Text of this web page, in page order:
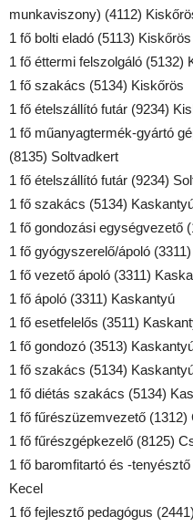
munkaviszony) (4112)
1 fő bolti eladó (5113) Kiskőrös
1 fő éttermi felszolgáló (5132)
1 fő szakács (5134) Kiskőrös
1 fő ételszállító futár (9234)
1 fő műanyagtermék-gyártó
(8135) Soltvadkert
1 fő ételszállító futár (9234)
1 fő szakács (5134)
1 fő gondozási egységvezető
1 fő gyógyszerelő/ápoló
1 fő vezető ápoló (3311)
1 fő ápoló (3311) Kaskantyú
1 fő esetfelelős (3511)
1 fő gondozó (3513)
1 fő szakács (5134)
1 fő diétás szakács (5134)
1 fő fűrészüzemvezető (1312)
1 fő fűrészgépkezelő (8125)
1 fő baromfitartó és -
Kecel
1 fő fejlesztő pedagógus